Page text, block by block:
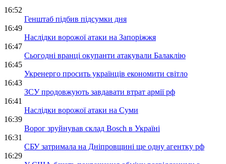
16:52
Генштаб підбив підсумки дня
16:49
Наслідки ворожої атаки на Запоріжжя
16:47
Сьогодні вранці окупанти атакували Балаклію
16:45
Укренерго просить українців економити світло
16:43
ЗСУ продовжують завдавати втрат армії рф
16:41
Наслідки ворожої атаки на Суми
16:39
Ворог зруйнував склад Bosch в Україні
16:31
СБУ затримала на Дніпровщині ще одну агентку рф
16:29